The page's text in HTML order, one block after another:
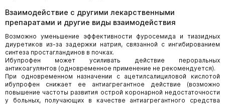
Взаимодействие с другими лекарственными
препаратами и другие виды взаимодействия
Возможно уменьшение эффективности фуросемида и тиазидных
диуретиков из-за задержки натрия, связанной с ингибированием
синтеза простагландинов в почках.
Ибупрофен может усиливать действие пероральных
антикоагулянтов (одновременное применение не рекомендуется).
При одновременном назначении с ацетилсалициловой кислотой
ибупрофен снижает ее антиагрегантное действие (возможно
повышение частоты развития острой коронарной недостаточности
у больных, получающих в качестве антиагрегантного средства